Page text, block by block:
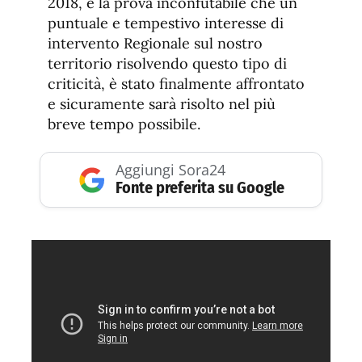
puntuale e tempestivo interesse di
intervento Regionale sul nostro
territorio risolvendo questo tipo di
criticità, è stato finalmente affrontato
e sicuramente sarà risolto nel più
breve tempo possibile.
Aggiungi Sora24
Fonte preferita su Google